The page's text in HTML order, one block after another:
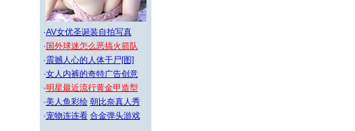
·AV女优圣诞装自拍写真
· 国外球迷怎么恶搞火箭队
·震撼人心的人体干尸[图]
·女人内裤的奇特广告创意
·明星最近流行黄金甲造型
·美人鱼彩绘 朝比奈真人秀
·宠物连连看 合金弹头游戏